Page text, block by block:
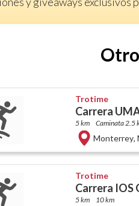
Trotime
Carrera
5 km Caminata 2.5
Monterrey,
Trotime
Carrera IOS
5 km 10 km